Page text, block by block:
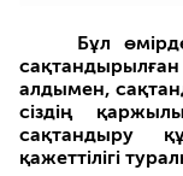
Бұл
алдымен,
сіздің
сақтандыру
қажеттілігі